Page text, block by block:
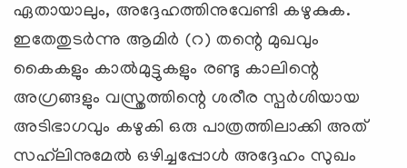
ഏതായാലും, അദ്ദേഹത്തിനുവേണ്ടി കഴുകുക.
ഇതേതുടര്‍ന്നു ആമിര്‍ (റ) തന്റെ മുഖവും
കൈകളും കാല്‍മുട്ടുകളും രണ്ടു കാലിന്റെ
അഗ്രങ്ങളും വസ്ത്രത്തിന്റെ ശരീര സ്പര്‍ശിയായ
അടിഭാഗവും കഴുകി ഒരു പാത്രത്തിലാക്കി അത്
സഹ്‌ലിനുമേല്‍ ഒഴിച്ചപ്പോള്‍ അദ്ദേഹം സുഖം